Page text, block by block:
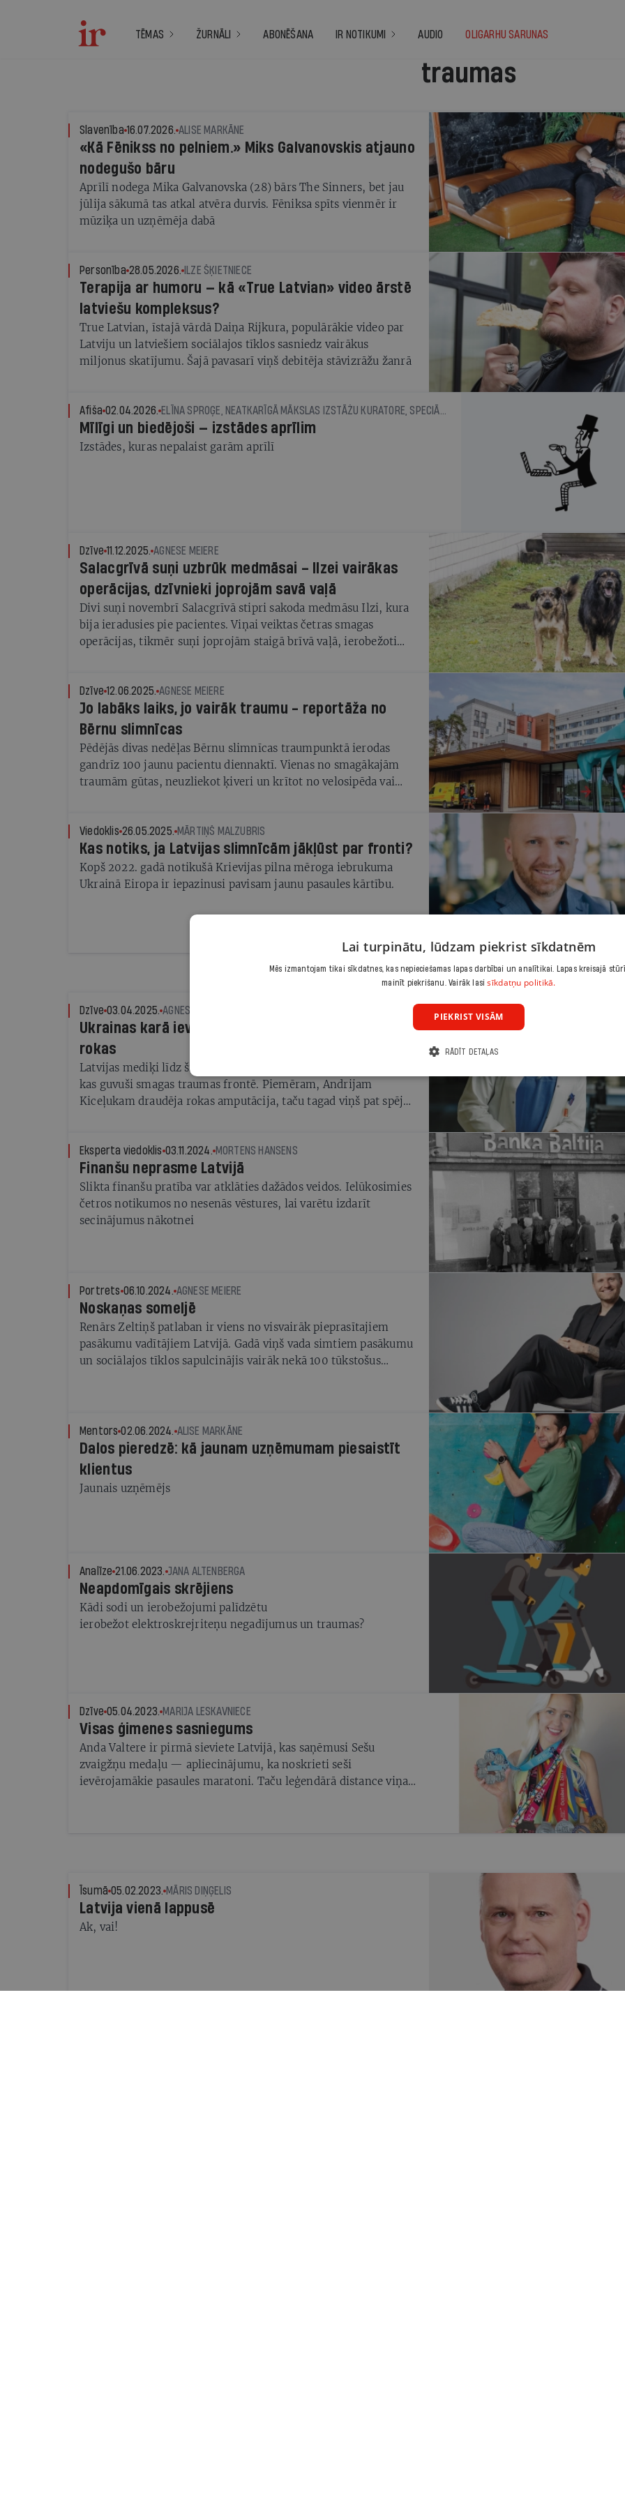
TĒMAS ŽURNĀLI ABONĒŠANA IR NOTIKUMI AUDIO OLIGARHU SARUNAS
traumas
Slavenība 16.07.2026. ALISE MARKĀNE
«Kā Fēnikss no pelniem.» Miks Galvanovskis atjauno
nodegušo bāru
Aprīlī nodega Mika Galvanovska (28) bārs The Sinners, bet jau
jūlija sākumā tas atkal atvēra durvis. Fēniksa spīts vienmēr ir
mūziķa un uzņēmēja dabā
Personība 28.05.2026. ILZE ŠĶIETNIECE
Terapija ar humoru — kā «True Latvian» video ārstē
latviešu kompleksus?
True Latvian, īstajā vārdā Daiņa Rijkura, populārākie video par
Latviju un latviešiem sociālajos tīklos sasniedz vairākus
miljonus skatījumu. Šajā pavasarī viņš debitēja stāvizrāžu žanrā
Afiša 02.04.2026.
Mīlīgi un biedējoši — izstādes aprīlim
Izstādes, kuras nepalaist garām aprīlī
Dzīve 11.12.2025. AGNESE MEIERE
Salacgrīvā suņi uzbrūk medmāsai – Ilzei vairākas
operācijas, dzīvnieki joprojām savā vaļā
Divi suņi novembrī Salacgrīvā stipri sakoda medmāsu Ilzi, kura
bija ieradusies pie pacientes. Viņai veiktas četras smagas
operācijas, tikmēr suņi joprojām staigā brīvā vaļā, ierobežoti
Dzīve 12.06.2025. AGNESE MEIERE
Jo labāks laiks, jo vairāk traumu - reportāža no
Bērnu slimnīcas
Pēdējās divas nedēļas Bērnu slimnīcas traumpunktā ierodas
gandrīz 100 jaunu pacientu diennaktī. Vienas no smagākajām
traumām gūtas, neuzliekot ķiveri un krītot no velosipēda vai
Viedoklis 26.05.2025. MĀRTIŅŠ MALZUBRIS
Kas notiks, ja Latvijas slimnīcām jākļūst par fronti?
Kopš 2022. gadā notikušā Krievijas pilna mēroga iebrukuma
Ukrainā Eiropa ir iepazinusi pavisam jaunu pasaules kārtību.
Dzīve 03.04.2025. AGNESE MEIERE
Ukrainas karā ievainotie un Latvijas mediķu zelta
rokas
Latvijas mediķi līdz šim palīdzējuši simtiem ukraiņu karavīru,
kas guvuši smagas traumas frontē. Piemēram, Andrijam
Kiceļukam draudēja rokas amputācija, taču tagad viņš pat spēj
Eksperta viedoklis 03.11.2024. MORTENS HANSENS
Finanšu neprasme Latvijā
Slikta finanšu pratība var atklāties dažādos veidos. Ielūkosimies
četros notikumos no nesenās vēstures, lai varētu izdarīt
secinājumus nākotnei
Portrets 06.10.2024. AGNESE MEIERE
Noskaņas someljē
Renārs Zeltiņš patlaban ir viens no visvairāk pieprasītajiem
pasākumu vadītājiem Latvijā. Gadā viņš vada simtiem pasākumu
un sociālajos tīklos sapulcinājis vairāk nekā 100 tūkstošus
Mentors 02.06.2024. ALISE MARKĀNE
Dalos pieredzē: kā jaunam uzņēmumam piesaistīt
klientus
Jaunais uzņēmējs
Analīze 21.06.2023. JANA ALTENBERGA
Neapdomīgais skrējiens
Kādi sodi un ierobežojumi palīdzētu
ierobežot elektroskrejriteņu negadījumus un traumas?
Dzīve 05.04.2023. MARIJA LESKAVNIECE
Visas ģimenes sasniegums
Anda Valtere ir pirmā sieviete Latvijā, kas saņēmusi Sešu
zvaigžņu medaļu — apliecinājumu, ka noskrieti seši
ievērojamākie pasaules maratoni. Taču leģendārā distance viņai
Īsumā 05.02.2023. MĀRIS DIŅĢELIS
Latvija vienā lappusē
Ak, vai!
Lai turpinātu, lūdzam piekrist sīkdatnēm
Mēs izmantojam tikai sīkdatnes, kas nepieciešamas lapas darbībai un analītikai. Lapas kreisajā
mainīt piekrišanu. Vairāk lasisīkdatņu politikā.
PIEKRIST VISĀM
RĀDĪT DETAĻAS